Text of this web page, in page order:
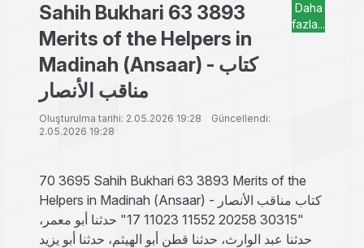
Sahih Bukhari 63 3893
Merits of the Helpers in
Madinah (Ansaar) - كتاب
مناقب الأنصار
Oluşturulma tarihi: 2.05.2026 19:28 Güncellendi:
2.05.2026 19:28
Daha
fazla...
70 3695 Sahih Bukhari 63 3893 Merits of the
Helpers in Madinah (Ansaar) - كتاب مناقب الأنصار
"30315 20258 11552 11023 17" حدثنا أبو معمر،
حدثنا عبد الوارث، حدثنا قطن أبو الهيثم، حدثنا أبو يزيد